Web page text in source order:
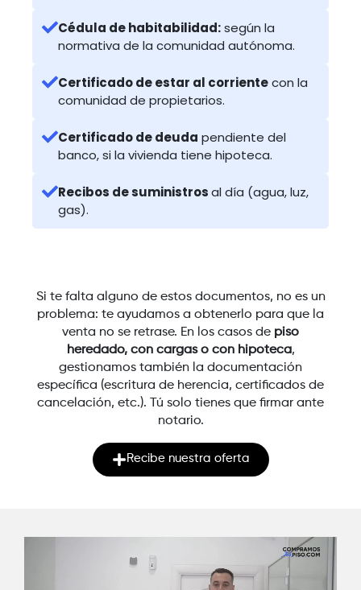
Cédula de habitabilidad:según la
normativa de la comunidad autónoma.
Certificado de estar al corrientecon la
comunidad de propietarios.
Certificado de deuda pendiente del
banco, si la vivienda tiene hipoteca.
Recibos de suministrosal día (agua, luz,
gas).
Si te falta alguno de estos documentos, no es un
problema: te ayudamos a obtenerlo para que la
venta no se retrase. En los casos de piso
heredado, con cargas o con hipoteca,
gestionamos también la documentación
específica (escritura de herencia, certificados de
cancelación, etc.). Tú solo tienes que firmar ante
notario.
Recibe nuestra oferta